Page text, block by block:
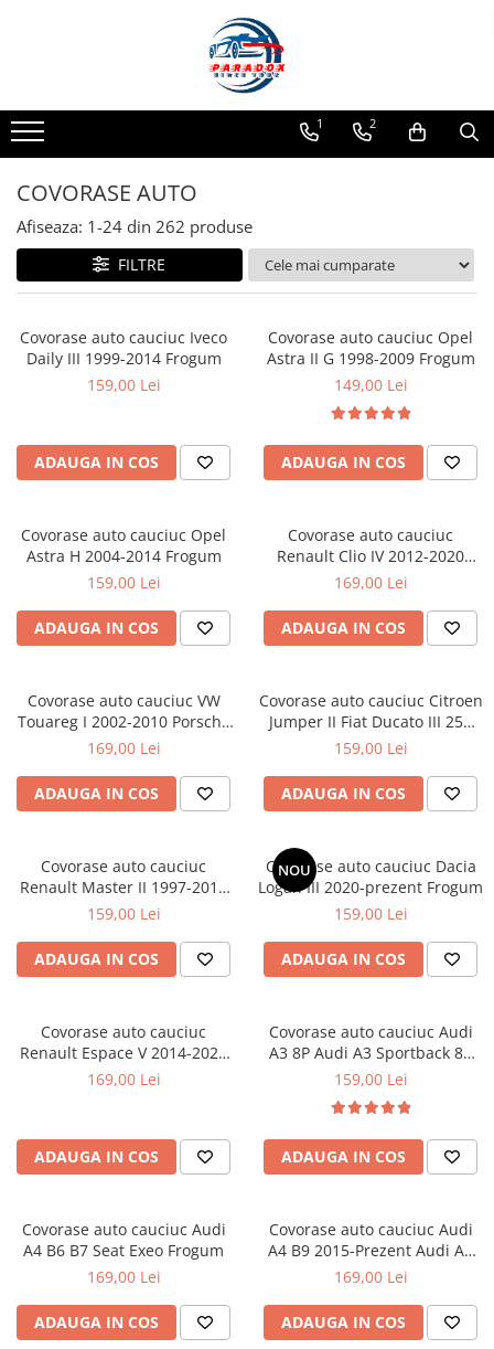
ACCESORII AUTO
Abtibild / Sticker Auto
Baby on Board
Limitare de viteza
Semn incepator
Accesorii Curatare Auto
Accesorii Sezon Rece
Banda Reflectorizanta
Brelocuri Auto Metalice Chei
Capace Prezoane
Carcasa cheie Audi
Carcasa cheie Dacia
Carcasa Cheie Fiat
Carcasa Cheie Ford
Carcasa Cheie Hyundai
Carcasa Cheie Mercedes Benz
Carcasa Cheie Peugeot
Carcasa Cheie Renault
Carcasa Cheie Skoda
Carcasa Cheie Toyota
Carcasa Cheie Volkswagen
Folie Geamuri
Huse Volan Auto
Huse Volan din Piele Ecologica
Huse Volan din Piele Ecologica cu
Huse Volan Silicon
Nuca Volan
Odorizante Auto
Oglinda Retrovizoare
1 2
COVORASE AUTO
Afiseaza: 1-24 din 262 produse
FILTRE
Covorase auto cauciuc Iveco
Daily III 1999-2014 Frogum
159,00 Lei
ADAUGA IN COS
Covorase auto cauciuc Opel
Astra II G 1998-2009 Frogum
149,00 Lei
ADAUGA IN COS
Covorase auto cauciuc Opel
Astra H 2004-2014 Frogum
159,00 Lei
ADAUGA IN COS
Covorase auto cauciuc
Renault Clio IV 2012-2020
Frogum El Toro
169,00 Lei
ADAUGA IN COS
Covorase auto cauciuc VW
Touareg I 2002-2010 Porsche
Cayenne I Frogum
169,00 Lei
ADAUGA IN COS
Covorase auto cauciuc Citroen
Jumper II Fiat Ducato III 250
Peugeot Boxer Frogum El Toro
159,00 Lei
ADAUGA IN COS
Covorase auto cauciuc
Renault Master II 1997-2010
Frogum El Toro
159,00 Lei
ADAUGA IN COS
NOU
Covorase auto cauciuc Dacia
Logan III 2020-prezent Frogum
159,00 Lei
ADAUGA IN COS
Covorase auto cauciuc
Renault Espace V 2014-2022
Frogum El Toro
169,00 Lei
ADAUGA IN COS
Covorase auto cauciuc Audi
A3 8P Audi A3 Sportback 8P
Audi RS3 8P Frogum El Toro
159,00 Lei
ADAUGA IN COS
Covorase auto cauciuc Audi
A4 B6 B7 Seat Exeo Frogum
169,00 Lei
ADAUGA IN COS
Covorase auto cauciuc Audi
A4 B9 2015-Prezent Audi A5
Sportback F5 2016-Prezent
169,00 Lei
ADAUGA IN COS